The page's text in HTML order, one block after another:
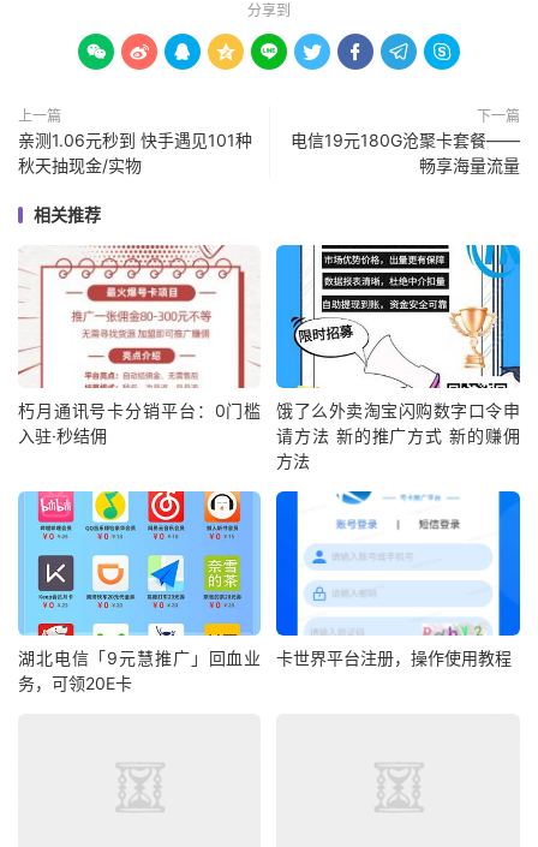
分享到
        
上一篇
亲测1.06元秒到 快手遇见101种
秋天抽现金/实物
下一篇
电信19元180G沧聚卡套餐——
畅享海量流量
相关推荐
朽月通讯号卡分销平台：0门槛
入驻·秒结佣
饿了么外卖淘宝闪购数字口令申
请方法 新的推广方式 新的赚佣
方法
湖北电信「9元慧推广」回血业
务，可领20E卡
卡世界平台注册，操作使用教程